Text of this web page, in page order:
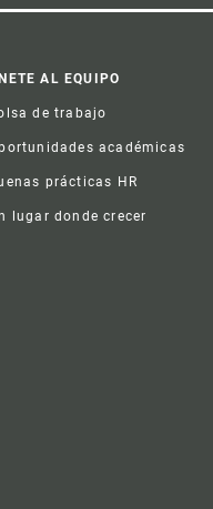
AL EQUIPO
de trabajo
académicas
prácticas HR
lugar donde crecer